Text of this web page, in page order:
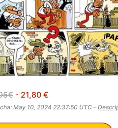
- 21,80 €
May 10, 2024 22:37:50 UTC –